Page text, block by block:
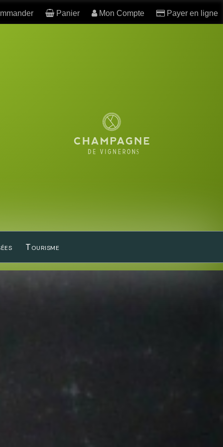
Panier Mon Compte Payer en ligne
Tourisme